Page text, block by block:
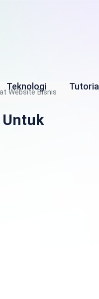
Teknologi Tutorial
Website Bisnis
Untuk